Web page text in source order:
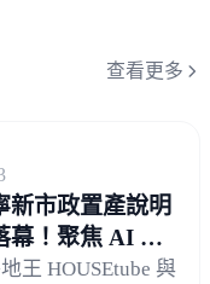
查看更多
新市政置產說明
幕！聚焦 AI 半
與 Royal
王 HOUSEtube 與